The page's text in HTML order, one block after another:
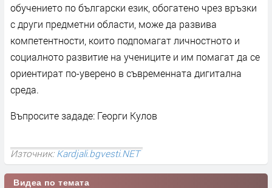
обучението по български език, обогатено чрез връзки
с други предметни области, може да развива
компетентности, които подпомагат личностното и
социалното развитие на учениците и им помагат да се
ориентират по-уверено в съвременната дигитална
среда.
Въпросите зададе: Георги Кулов
Източник:Kardjali.bgvesti.NET
Видеа по темата